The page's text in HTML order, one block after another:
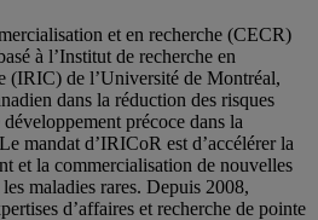
et en recherche (CECR)
à l’Institut de recherche en
(IRIC) de l’Université de Montréal,
dans la réduction des risques
précoce dans la
mandat d’IRICoR est d’accélérer la
et la commercialisation de nouvelles
maladies rares. Depuis 2008,
d’affaires et recherche de pointe